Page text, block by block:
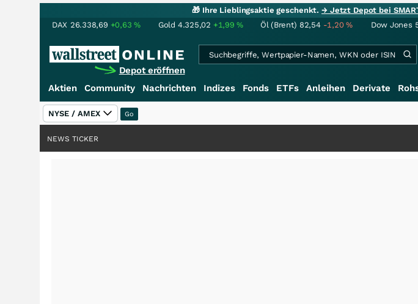
🎁 Ihre Lieblingsaktie geschenkt.→ Jetzt Depot bei
DAX 26.338,69 +0,63% Gold 4.325,02 +1,99% Öl (Brent) 82,54 -1,20% Dow Jones
Depot eröffnen
Aktien Community Nachrichten Indizes Fonds ETFs Anleihen Derivate
NYSE / AMEX
NEWS TICKER